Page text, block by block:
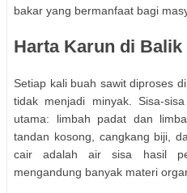
bakar yang bermanfaat bagi
Harta Karun di Balik
Setiap kali buah sawit diproses
tidak menjadi minyak. Sisa-
utama: limbah padat dan
tandan kosong, cangkang biji,
cair adalah air sisa hasil
mengandung banyak materi